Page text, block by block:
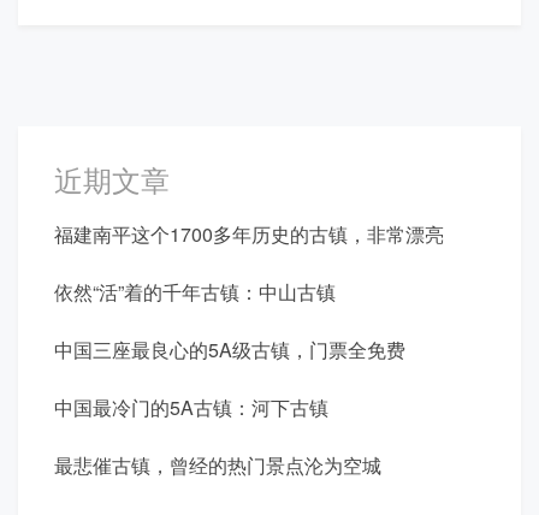
近期文章
福建南平这个1700多年历史的古镇，非常漂亮
依然“活”着的千年古镇：中山古镇
中国三座最良心的5A级古镇，门票全免费
中国最冷门的5A古镇：河下古镇
最悲催古镇，曾经的热门景点沦为空城